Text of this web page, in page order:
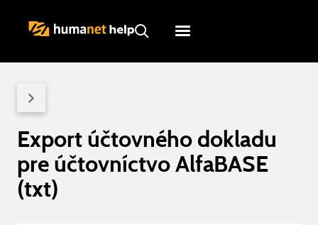
Humanet
Export účtovného dokladu
pre účtovníctvo AlfaBASE
(txt)